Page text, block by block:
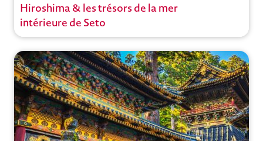
Circuit
Hiroshima & les trésors de la mer
intérieure de Seto
Japon,Kyoto
Ouvrir